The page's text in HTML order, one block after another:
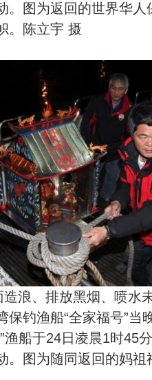
。图为返回的世界华
。陈立宇 摄
、排放黑烟、喷水
保钓渔船“全家福号”当
渔船于24日凌晨1时45
。图为随同返回的妈祖